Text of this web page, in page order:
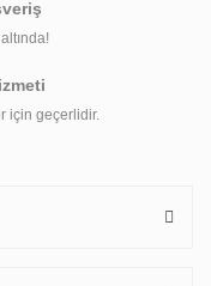
için geçerlidir.